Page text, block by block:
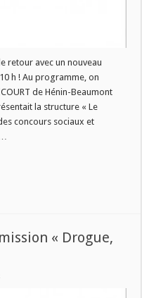
retour avec un nouveau
h ! Au programme, on
de Hénin-Beaumont
la structure « Le
concours sociaux et
« Drogue,